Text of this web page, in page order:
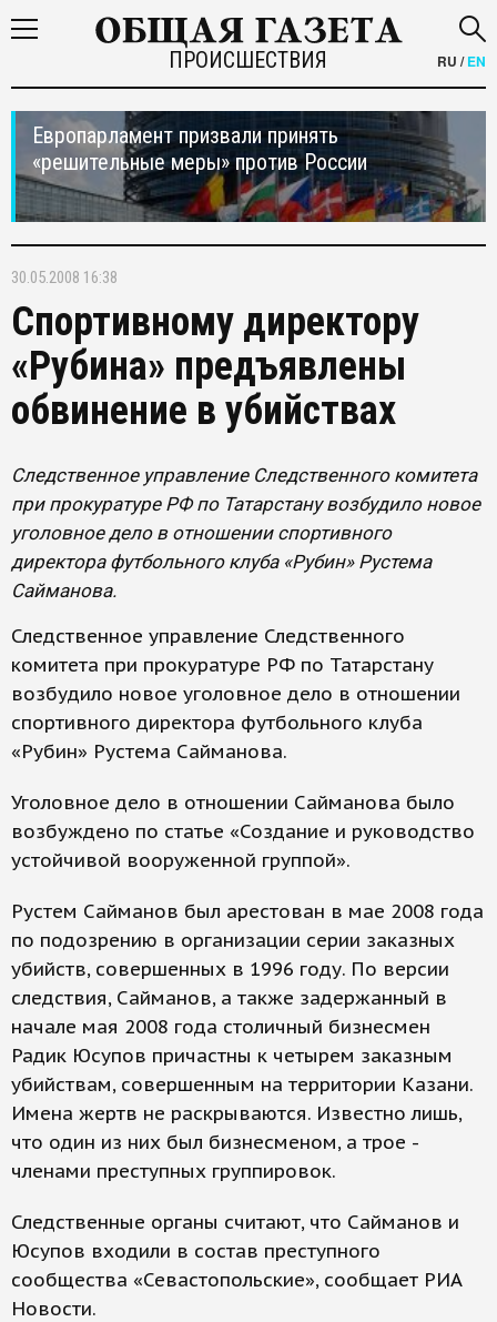
ПРОИСШЕСТВИЯ RU /EN
Европарламент призвали принять
«решительные меры» против России
30.05.2008 16:38
Спортивному директору
«Рубина» предъявлены
обвинение в убийствах
Следственное управление Следственного комитета
при прокуратуре РФ по Татарстану возбудило новое
уголовное дело в отношении спортивного
директора футбольного клуба «Рубин» Рустема
Сайманова.
Следственное управление Следственного
комитета при прокуратуре РФ по Татарстану
возбудило новое уголовное дело в отношении
спортивного директора футбольного клуба
«Рубин» Рустема Сайманова.
Уголовное дело в отношении Сайманова было
возбуждено по статье «Создание и руководство
устойчивой вооруженной группой».
Рустем Сайманов был арестован в мае 2008 года
по подозрению в организации серии заказных
убийств, совершенных в 1996 году. По версии
следствия, Сайманов, а также задержанный в
начале мая 2008 года столичный бизнесмен
Радик Юсупов причастны к четырем заказным
убийствам, совершенным на территории Казани.
Имена жертв не раскрываются. Известно лишь,
что один из них был бизнесменом, а трое -
членами преступных группировок.
Следственные органы считают, что Сайманов и
Юсупов входили в состав преступного
сообщества «Севастопольские», сообщает РИА
Новости.